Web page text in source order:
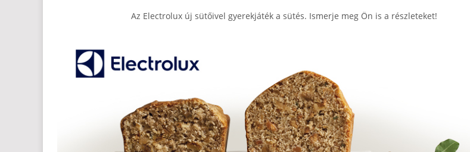
Az Electrolux új sütőivel gyerekjáték a sütés. Ismerje meg Ön is a részleteket!